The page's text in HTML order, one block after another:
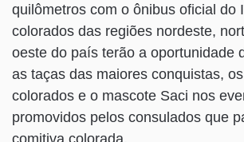
quilômetros com o ônibus oficial do
colorados das regiões nordeste,
oeste do país terão a oportunidade
as taças das maiores conquistas,
colorados e o mascote Saci nos
promovidos pelos consulados que
comitiva colorada.